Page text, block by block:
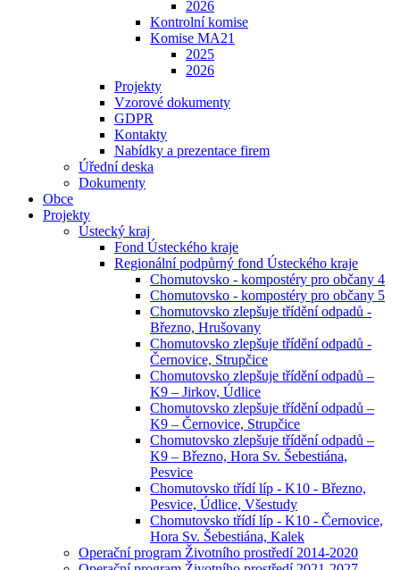
2026
Kontrolní komise
Komise MA21
2025
2026
Projekty
Vzorové dokumenty
GDPR
Kontakty
Nabídky a prezentace firem
Úřední deska
Dokumenty
Obce
Projekty
Ústecký kraj
Fond Ústeckého kraje
Regionální podpůrný fond Ústeckého kraje
Chomutovsko - kompostéry pro občany 4
Chomutovsko - kompostéry pro občany 5
Chomutovsko zlepšuje třídění odpadů -
Březno, Hrušovany
Chomutovsko zlepšuje třídění odpadů -
Černovice, Strupčice
Chomutovsko zlepšuje třídění odpadů –
K9 – Jirkov, Údlice
Chomutovsko zlepšuje třídění odpadů –
K9 – Černovice, Strupčice
Chomutovsko zlepšuje třídění odpadů –
K9 – Březno, Hora Sv. Šebestiána,
Pesvice
Chomutovsko třídí líp - K10 - Březno,
Pesvice, Údlice, Všestudy
Chomutovsko třídí líp - K10 - Černovice,
Hora Sv. Šebestiána, Kalek
Operační program Životního prostředí 2014-2020